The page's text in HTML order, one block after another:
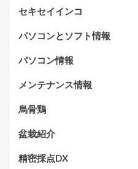
セキセイインコ
パソコンとソフト情報
パソコン情報
メンテナンス情報
烏骨鶏
盆栽紹介
精密採点DX